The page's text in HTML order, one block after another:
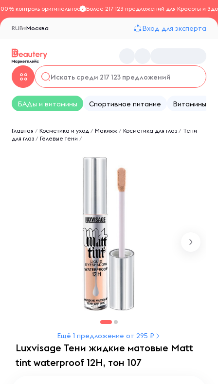
контроль оригинальностиБолее 217 123 предложений для Красоты и
Москва
RUB Вход для эксперта
БАДы и витамины Спортивное питание Витамины
Главная / Косметика и уход / Макияж / Косметика для глаз / Тени
для глаз / Гелевые тени /
Ещё 1 предложение от 295 ₽
Luxvisage Тени жидкие матовые Matt
tint waterproof 12H, тон 107